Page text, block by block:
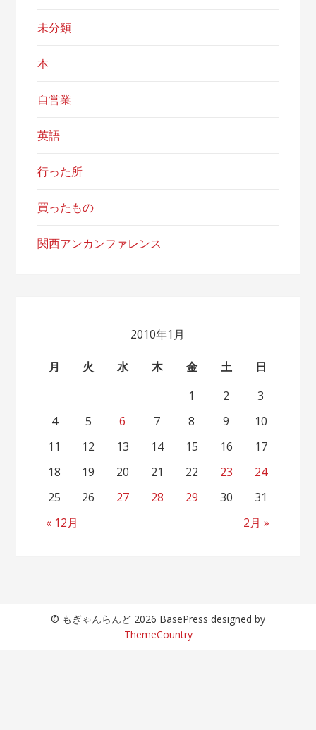
未分類
本
自営業
英語
行った所
買ったもの
関西アンカンファレンス
2010年1月
月 火 水 木 金 土 日
« 12月 2月 »
1 2
3
4
5 6 7 8 9
10
11
12 13 14 15 16
17
18
19 20 21 22 23
24
25
26 27 28 29 30 31
© もぎゃんらんど 2026 BasePress designed by
ThemeCountry